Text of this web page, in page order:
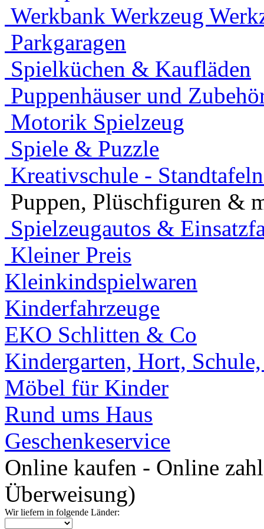
Werkbank Werkzeug
Parkgaragen
Spielküchen & Kaufläden
Puppenhäuser und
Motorik Spielzeug
Spiele & Puzzle
Kreativschule -
Puppen, Plüschfiguren &
Spielzeugautos &
Kleiner Preis
Kleinkindspielwaren
Kinderfahrzeuge
EKO Schlitten & Co
Kindergarten, Hort,
Möbel für Kinder
Rund ums Haus
Geschenkeservice
Online kaufen - Online
Überweisung)
Wir liefern in folgende Länder: